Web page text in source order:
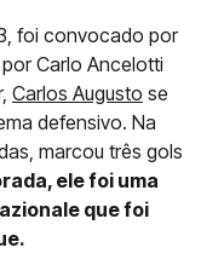
foi convocado por
Carlo Ancelotti
Carlos Augusto se
defensivo. Na
marcou três gols
ele foi uma
que foi